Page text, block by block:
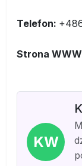
Telefon:
Strona
KW